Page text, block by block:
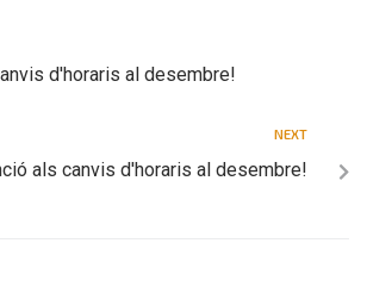
d'horaris al desembre!
NEXT
als canvis d'horaris al desembre!